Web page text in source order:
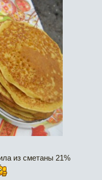
из сметаны 21%